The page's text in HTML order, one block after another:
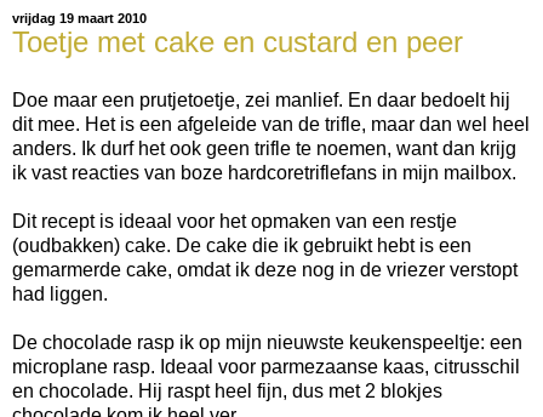
vrijdag 19 maart 2010
Toetje met cake en custard en peer
Doe maar een prutjetoetje, zei manlief. En daar bedoelt hij
dit mee. Het is een afgeleide van de trifle, maar dan wel heel
anders. Ik durf het ook geen trifle te noemen, want dan krijg
ik vast reacties van boze hardcoretriflefans in mijn mailbox.
Dit recept is ideaal voor het opmaken van een restje
(oudbakken) cake. De cake die ik gebruikt hebt is een
gemarmerde cake, omdat ik deze nog in de vriezer verstopt
had liggen.
De chocolade rasp ik op mijn nieuwste keukenspeeltje: een
microplane rasp. Ideaal voor parmezaanse kaas, citrusschil
en chocolade. Hij raspt heel fijn, dus met 2 blokjes